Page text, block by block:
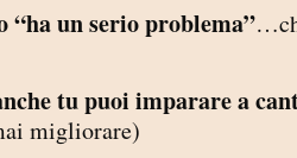
un serio problema”
tu puoi imparare a
migliorare)